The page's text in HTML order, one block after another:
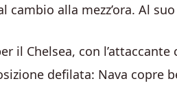
cambio alla mezz’ora. Al
il Chelsea, con
defilata: Nava copre